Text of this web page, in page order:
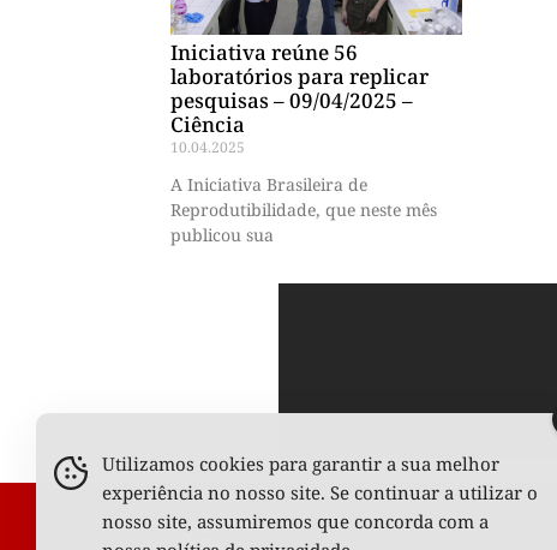
Iniciativa reúne 56
laboratórios para replicar
pesquisas – 09/04/2025 –
Ciência
10.04.2025
A Iniciativa Brasileira de
Reprodutibilidade, que neste mês
publicou sua
Utilizamos cookies para garantir a sua melhor
experiência no nosso site. Se continuar a utilizar o
nosso site, assumiremos que concorda com a